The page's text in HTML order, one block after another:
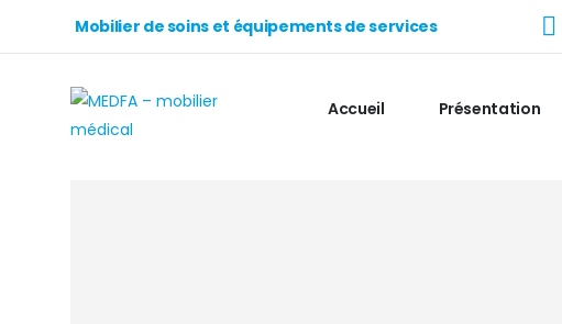
Mobilier de soins et équipements de services
Accueil Présentation